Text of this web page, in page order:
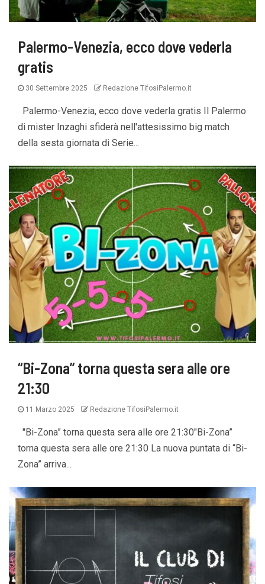
Palermo-Venezia, ecco dove vederla
gratis
30 Settembre 2025 Redazione TifosiPalermo.it
Palermo-Venezia, ecco dove vederla gratis Il Palermo
di mister Inzaghi sfiderà nell'attesissimo big match
della sesta giornata di Serie...
“Bi-Zona” torna questa sera alle ore
21:30
11 Marzo 2025 Redazione TifosiPalermo.it
"Bi-Zona” torna questa sera alle ore 21:30"Bi-Zona”
torna questa sera alle ore 21:30 La nuova puntata di “Bi-
Zona” arriva...